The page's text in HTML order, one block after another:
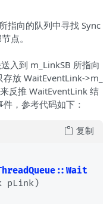
指向的队列中寻找 Sync
点。
入到 m_LinkSB 所指向
放 WaitEventLink->m_
反推 WaitEventLink 结
，参考代码如下：
pLink)
复制